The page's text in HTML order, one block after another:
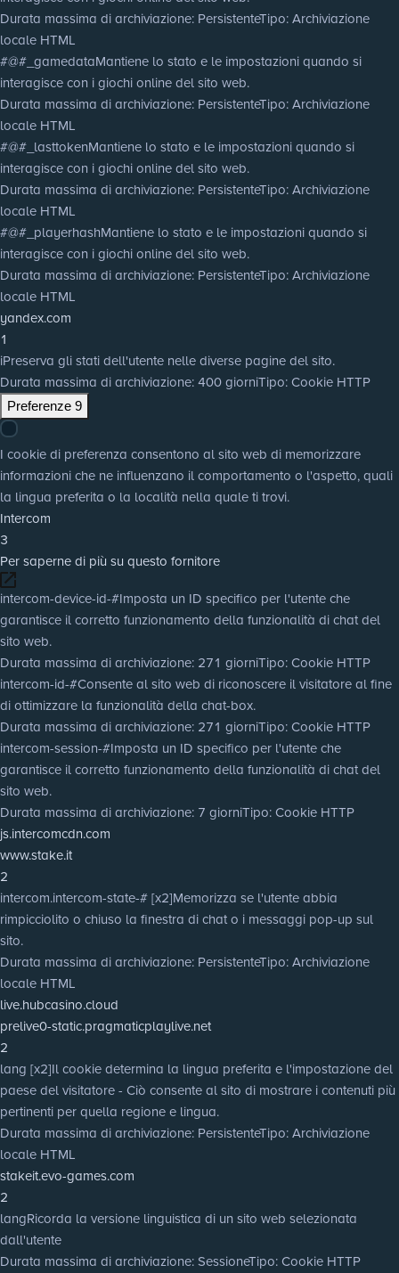
Durata massima di archiviazione: PersistenteTipo: Archiviazione
locale HTML
#@#_gamedataMantiene lo stato e le impostazioni quando si
interagisce con i giochi online del sito web.
Durata massima di archiviazione: PersistenteTipo: Archiviazione
locale HTML
#@#_lasttokenMantiene lo stato e le impostazioni quando si
interagisce con i giochi online del sito web.
Durata massima di archiviazione: PersistenteTipo: Archiviazione
locale HTML
#@#_playerhashMantiene lo stato e le impostazioni quando si
interagisce con i giochi online del sito web.
Durata massima di archiviazione: PersistenteTipo: Archiviazione
locale HTML
yandex.com
1
iPreserva gli stati dell'utente nelle diverse pagine del sito.
Durata massima di archiviazione: 400 giorniTipo: Cookie HTTP
Preferenze 9
I cookie di preferenza consentono al sito web di memorizzare
informazioni che ne influenzano il comportamento o l'aspetto, quali
la lingua preferita o la località nella quale ti trovi.
Intercom
3
Per saperne di più su questo fornitore
intercom-device-id-#Imposta un ID specifico per l'utente che
garantisce il corretto funzionamento della funzionalità di chat del
sito web.
Durata massima di archiviazione: 271 giorniTipo: Cookie HTTP
intercom-id-#Consente al sito web di riconoscere il visitatore al fine
di ottimizzare la funzionalità della chat-box.
Durata massima di archiviazione: 271 giorniTipo: Cookie HTTP
intercom-session-#Imposta un ID specifico per l'utente che
garantisce il corretto funzionamento della funzionalità di chat del
sito web.
Durata massima di archiviazione: 7 giorniTipo: Cookie HTTP
js.intercomcdn.com
www.stake.it
2
intercom.intercom-state-# [x2]Memorizza se l'utente abbia
rimpicciolito o chiuso la finestra di chat o i messaggi pop-up sul
sito.
Durata massima di archiviazione: PersistenteTipo: Archiviazione
locale HTML
live.hubcasino.cloud
prelive0-static.pragmaticplaylive.net
2
lang [x2]Il cookie determina la lingua preferita e l'impostazione del
paese del visitatore - Ciò consente al sito di mostrare i contenuti più
pertinenti per quella regione e lingua.
Durata massima di archiviazione: PersistenteTipo: Archiviazione
locale HTML
stakeit.evo-games.com
2
langRicorda la versione linguistica di un sito web selezionata
dall'utente
Durata massima di archiviazione: SessioneTipo: Cookie HTTP